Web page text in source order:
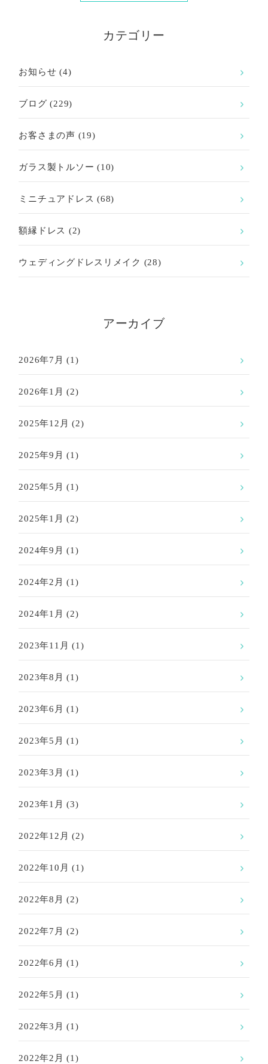
カテゴリー
お知らせ (4)
ブログ (229)
お客さまの声 (19)
ガラス製トルソー (10)
ミニチュアドレス (68)
額縁ドレス (2)
ウェディングドレスリメイク (28)
アーカイブ
2026年7月 (1)
2026年1月 (2)
2025年12月 (2)
2025年9月 (1)
2025年5月 (1)
2025年1月 (2)
2024年9月 (1)
2024年2月 (1)
2024年1月 (2)
2023年11月 (1)
2023年8月 (1)
2023年6月 (1)
2023年5月 (1)
2023年3月 (1)
2023年1月 (3)
2022年12月 (2)
2022年10月 (1)
2022年8月 (2)
2022年7月 (2)
2022年6月 (1)
2022年5月 (1)
2022年3月 (1)
2022年2月 (1)